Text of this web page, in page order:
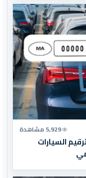
5,929 مشاهدة
السيارات